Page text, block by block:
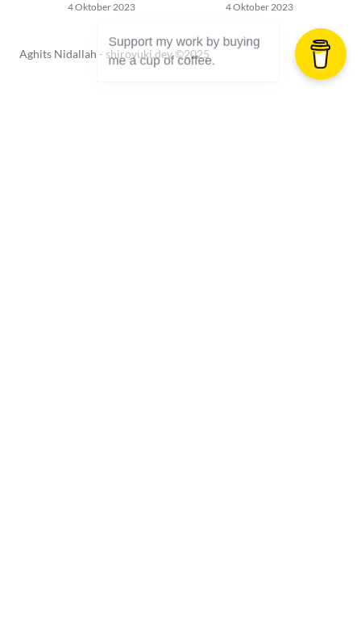
4 Oktober 2023 4 Oktober 2023
Aghits Nidallah - shiroyuki.dev ©2025